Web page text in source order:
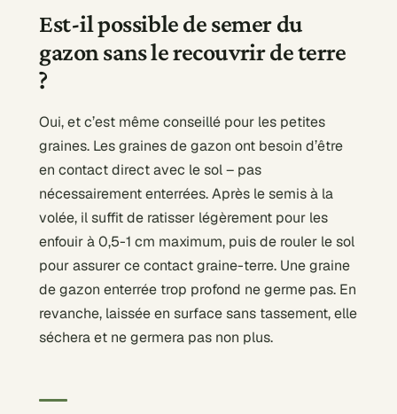
Est-il possible de semer du
gazon sans le recouvrir de terre
?
Oui, et c’est même conseillé pour les petites
graines. Les graines de gazon ont besoin d’être
en contact direct avec le sol – pas
nécessairement enterrées. Après le semis à la
volée, il suffit de ratisser légèrement pour les
enfouir à 0,5-1 cm maximum, puis de rouler le sol
pour assurer ce contact graine-terre. Une graine
de gazon enterrée trop profond ne germe pas. En
revanche, laissée en surface sans tassement, elle
séchera et ne germera pas non plus.